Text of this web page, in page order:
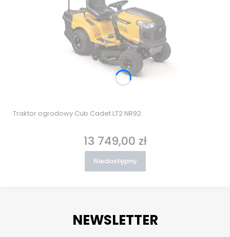
Traktor ogrodowy Cub Cadet LT2 NR92
Cena
13 749,00 zł
Niedostępny
NEWSLETTER